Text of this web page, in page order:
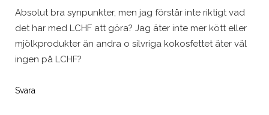
Absolut bra synpunkter, men jag förstår inte riktigt vad
det har med LCHF att göra? Jag äter inte mer kött eller
mjölkprodukter än andra o silvriga kokosfettet äter väl
ingen på LCHF?
Svara